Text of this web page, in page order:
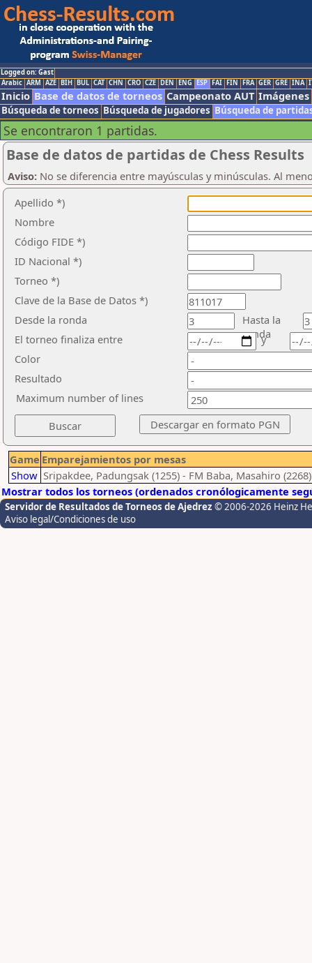
Logged on: Gast
Arabic ARM AZE BIH BUL CAT CHN CRO CZE DEN ENG ESP FAI FIN FRA GER GRE INA
Inicio Base de datos de torneos Campeonato AUT Imágenes
Búsqueda de torneos Búsqueda de jugadores Búsqueda de
Se encontraron 1 partidas.
Base de datos de partidas de Chess Results
Aviso: No se diferencia entre mayúsculas y minúsculas. Al
Apellido *)
Nombre
Código FIDE *)
ID Nacional *)
Torneo *)
Clave de la Base de Datos *)
Desde la ronda
Hasta la
ronda
El torneo finaliza entre
Color
Resultado
y
Maximum number of lines
Game Emparejamientos por mesas
Show Sripakdee, Padungsak (1255) - FM Baba, Masahiro (2268)
Mostrar todos los torneos (ordenados cronólogicamente
Servidor de Resultados de Torneos de Ajedrez © 2006-2026 Heinz
Aviso legal/Condiciones de uso